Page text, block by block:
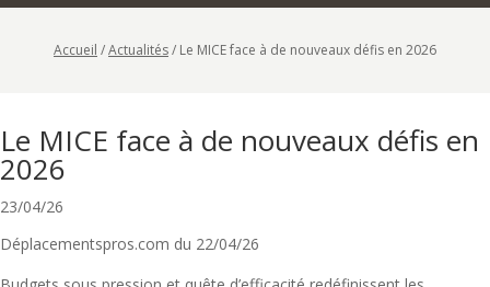
Accueil /Actualités/ Le MICE face à de nouveaux défis en 2026
Le MICE face à de nouveaux défis en
2026
23/04/26
Déplacementspros.com du 22/04/26